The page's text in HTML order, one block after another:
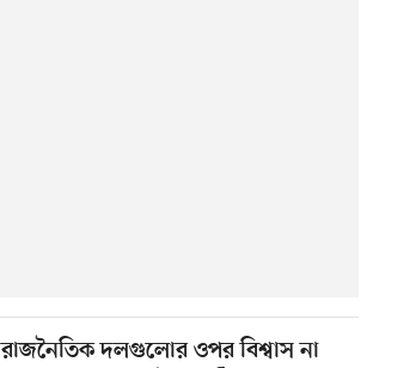
রাজনৈতিক দলগুলোর ওপর বিশ্বাস না